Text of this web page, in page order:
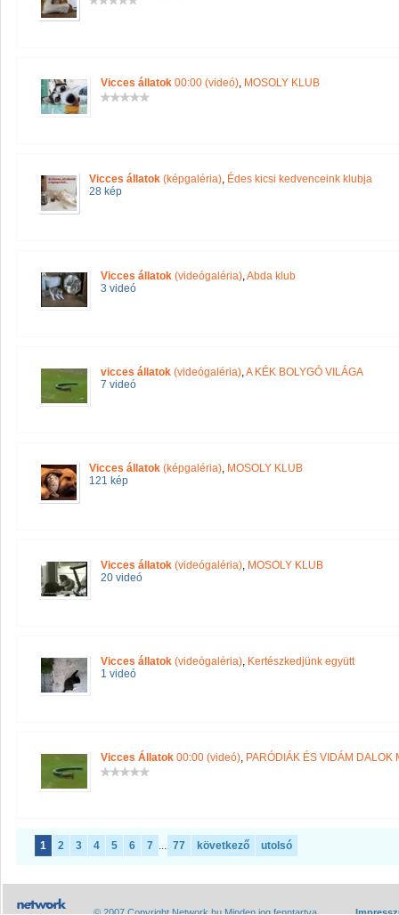
Vicces állatok 00:00 (videó), MOSOLY KLUB
Vicces állatok (képgaléria), Édes kicsi kedvenceink klubja
28 kép
Vicces állatok (videógaléria),Abda klub
3 videó
vicces állatok (videógaléria),A KÉK BOLYGÓ VILÁGA
7 videó
Vicces állatok (képgaléria), MOSOLY KLUB
121 kép
Vicces állatok (videógaléria), MOSOLY KLUB
20 videó
Vicces állatok (videógaléria), Kertészkedjünk együtt
1 videó
Vicces Állatok 00:00 (videó), PARÓDIÁK ÉS VIDÁM DALOK
1 2 3 4 5 6 7 ... 77 következő utolsó
© 2007 Copyright Network.hu Minden jog fenntartva.